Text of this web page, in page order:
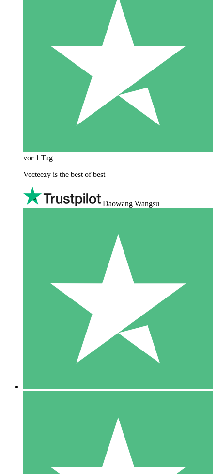
vor 1 Tag
Vecteezy is the best of best
Daowang Wangsu